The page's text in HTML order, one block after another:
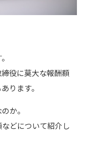
役に莫大な報酬額
ります。
か。
どについて紹介し